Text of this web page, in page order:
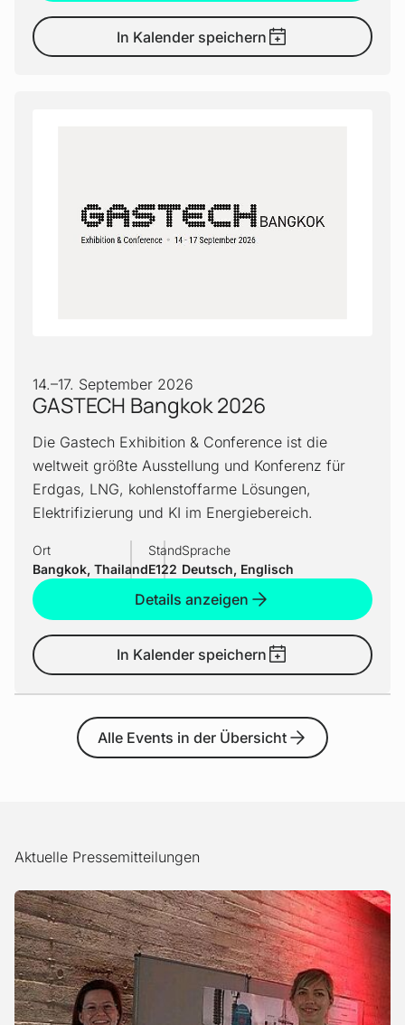
In Kalender speichern
14.–17. September 2026
GASTECH Bangkok 2026
Die Gastech Exhibition & Conference ist die
weltweit größte Ausstellung und Konferenz für
Erdgas, LNG, kohlenstoffarme Lösungen,
Elektrifizierung und KI im Energiebereich.
Ort
Bangkok, Thailand
Stand
E122
Sprache
Deutsch, Englisch
Details anzeigen
In Kalender speichern
Alle Events in der Übersicht
Aktuelle Pressemitteilungen
Weiter zum Artikel